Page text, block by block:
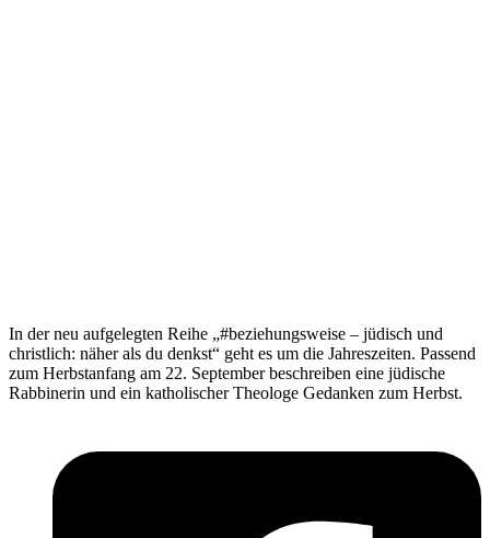
In der neu aufgelegten Reihe „#beziehungsweise – jüdisch und
christlich: näher als du denkst“ geht es um die Jahreszeiten. Passend
zum Herbstanfang am 22. September beschreiben eine jüdische
Rabbinerin und ein katholischer Theologe Gedanken zum Herbst.